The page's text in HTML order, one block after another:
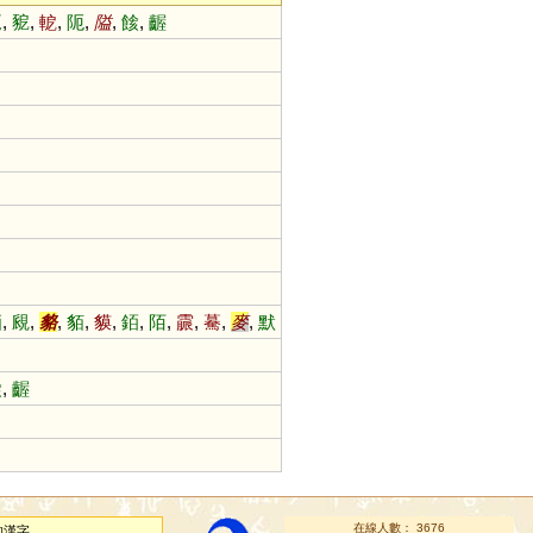
,豟,軶, 阨, 隘,餩,齷
, 覛,貉,貊,貘,銆, 陌, 霢,驀, 麥,默
,齷
在線人數： 3676